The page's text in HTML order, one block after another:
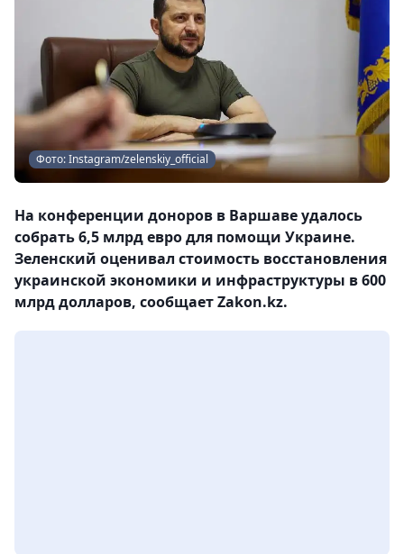
Фото: Instagram/zelenskiy_official
На конференции доноров в Варшаве удалось
собрать 6,5 млрд евро для помощи Украине.
Зеленский оценивал стоимость восстановления
украинской экономики и инфраструктуры в 600
млрд долларов, сообщает Zakon.kz.